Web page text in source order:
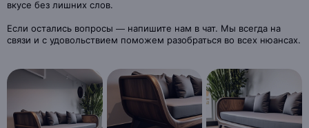
вкусе без лишних слов.
Если остались вопросы — напишите нам в чат. Мы всегда на
связи и с удовольствием поможем разобраться во всех нюансах.